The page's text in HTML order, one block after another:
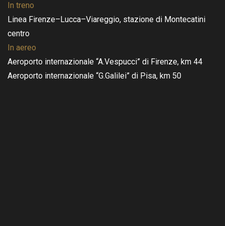
In treno
Linea Firenze–Lucca–Viareggio, stazione di Montecatini
centro
In aereo
Aeroporto internazionale “A.Vespucci” di Firenze, km 44
Aeroporto internazionale “G.Galilei” di Pisa, km 50